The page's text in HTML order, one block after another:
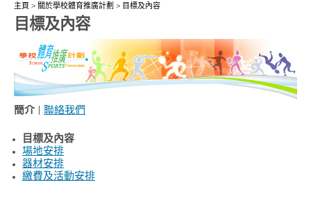
主頁 > 關於學校體育推廣計劃 > 目標及內容
目標及內容
簡介| 聯絡我們
目標及內容
場地安排
器材安排
繳費及活動安排